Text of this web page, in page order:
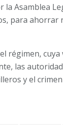
la Asamblea
para ahorrar
régimen, cuya
las
y el